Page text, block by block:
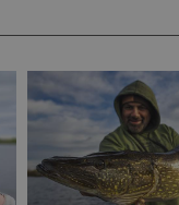
Zobacz >